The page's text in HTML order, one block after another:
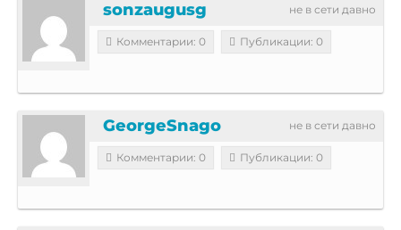
не в сети давно
sonzaugusg
Комментарии: 0 Публикации: 0
не в сети давно
GeorgeSnago
Комментарии: 0 Публикации: 0